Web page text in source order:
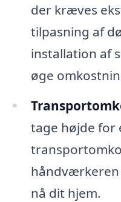
der kræves
tilpasning af
installation af
øge
tage højde for
håndværkeren
nå dit hjem.